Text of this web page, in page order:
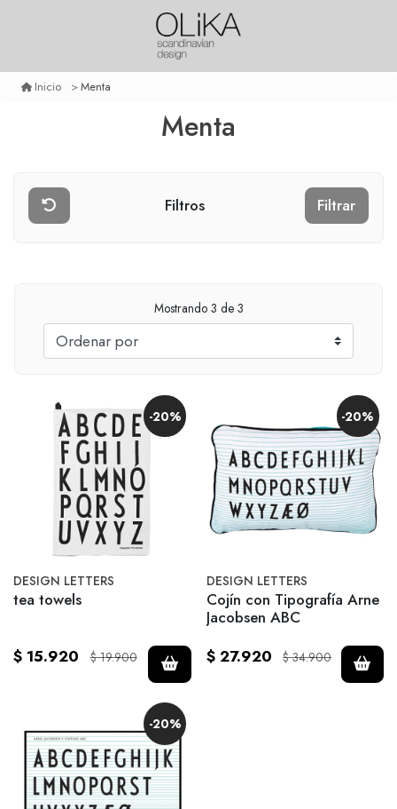
Inicio Menta
Menta
Filtros Filtrar
Mostrando 3 de 3
-20%
DESIGN LETTERS
tea towels
$ 15.920 $ 19.900
-20%
DESIGN LETTERS
Cojín con Tipografía Arne
Jacobsen ABC
$ 27.920
$ 34.900
-20%